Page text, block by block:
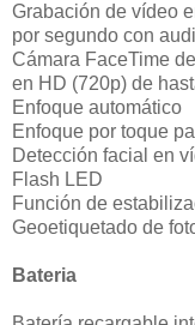
Grabación de vídeo
por segundo con
Cámara FaceTime
en HD (720p) de
Enfoque automático
Enfoque por toque
Detección facial en
Flash LED
Función de
Geoetiquetado de
Bateria